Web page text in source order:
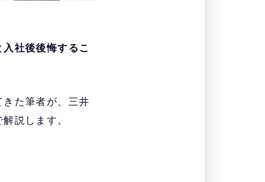
社後後悔するこ
た筆者が、三井
説します。